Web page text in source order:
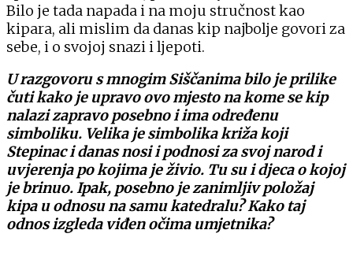
Bilo je tada napada i na moju stručnost kao
kipara, ali mislim da danas kip najbolje govori za
sebe, i o svojoj snazi i ljepoti.
U razgovoru s mnogim Siščanima bilo je prilike
čuti kako je upravo ovo mjesto na kome se kip
nalazi zapravo posebno i ima određenu
simboliku. Velika je simbolika križa koji
Stepinac i danas nosi i podnosi za svoj narod i
uvjerenja po kojima je živio. Tu su i djeca o kojoj
je brinuo. Ipak, posebno je zanimljiv položaj
kipa u odnosu na samu katedralu? Kako taj
odnos izgleda viđen očima umjetnika?